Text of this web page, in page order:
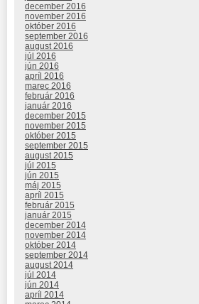
december 2016
november 2016
október 2016
september 2016
august 2016
júl 2016
jún 2016
apríl 2016
marec 2016
február 2016
január 2016
december 2015
november 2015
október 2015
september 2015
august 2015
júl 2015
jún 2015
máj 2015
apríl 2015
február 2015
január 2015
december 2014
november 2014
október 2014
september 2014
august 2014
júl 2014
jún 2014
apríl 2014